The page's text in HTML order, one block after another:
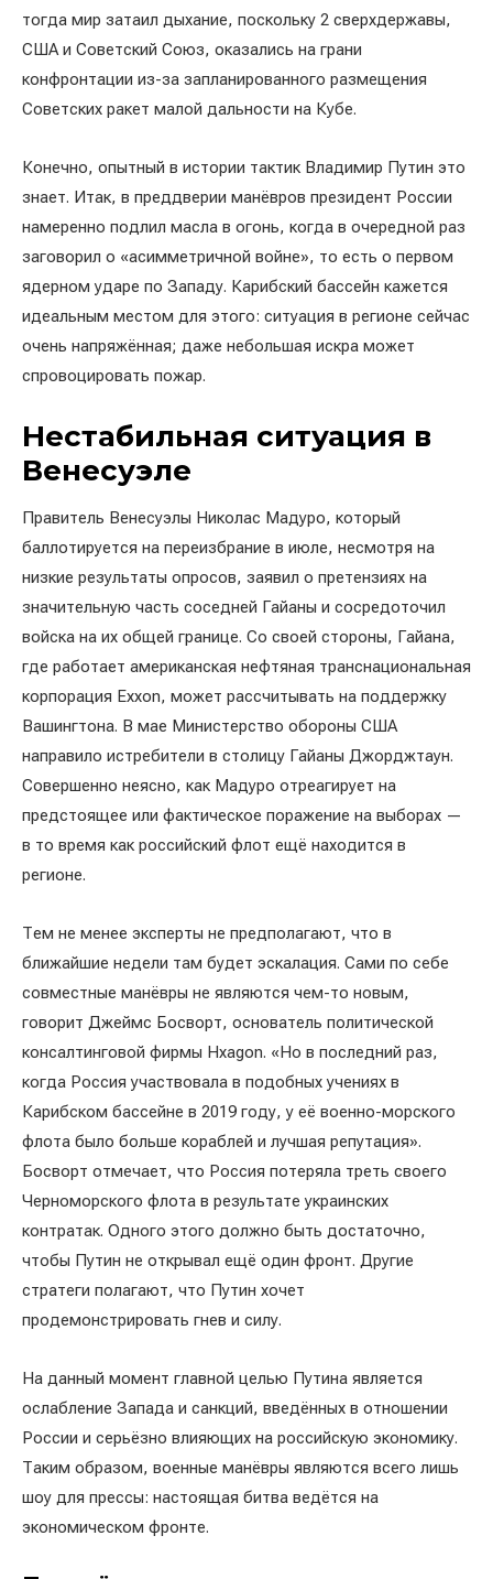
тогда мир затаил дыхание, поскольку 2 сверхдержавы,
США и Советский Союз, оказались на грани
конфронтации из-за запланированного размещения
Советских ракет малой дальности на Кубе.
Конечно, опытный в истории тактик Владимир Путин это
знает. Итак, в преддверии манёвров президент России
намеренно подлил масла в огонь, когда в очередной раз
заговорил о «асимметричной войне», то есть о первом
ядерном ударе по Западу. Карибский бассейн кажется
идеальным местом для этого: ситуация в регионе сейчас
очень напряжённая; даже небольшая искра может
спровоцировать пожар.
Нестабильная ситуация в
Венесуэле
Правитель Венесуэлы Николас Мадуро, который
баллотируется на переизбрание в июле, несмотря на
низкие результаты опросов, заявил о претензиях на
значительную часть соседней Гайаны и сосредоточил
войска на их общей границе. Со своей стороны, Гайана,
где работает американская нефтяная транснациональная
корпорация Exxon, может рассчитывать на поддержку
Вашингтона. В мае Министерство обороны США
направило истребители в столицу Гайаны Джорджтаун.
Совершенно неясно, как Мадуро отреагирует на
предстоящее или фактическое поражение на выборах —
в то время как российский флот ещё находится в
регионе.
Тем не менее эксперты не предполагают, что в
ближайшие недели там будет эскалация. Сами по себе
совместные манёвры не являются чем-то новым,
говорит Джеймс Босворт, основатель политической
консалтинговой фирмы Hxagon. «Но в последний раз,
когда Россия участвовала в подобных учениях в
Карибском бассейне в 2019 году, у её военно-морского
флота было больше кораблей и лучшая репутация».
Босворт отмечает, что Россия потеряла треть своего
Черноморского флота в результате украинских
контратак. Одного этого должно быть достаточно,
чтобы Путин не открывал ещё один фронт. Другие
стратеги полагают, что Путин хочет
продемонстрировать гнев и силу.
На данный момент главной целью Путина является
ослабление Запада и санкций, введённых в отношении
России и серьёзно влияющих на российскую экономику.
Таким образом, военные манёвры являются всего лишь
шоу для прессы: настоящая битва ведётся на
экономическом фронте.